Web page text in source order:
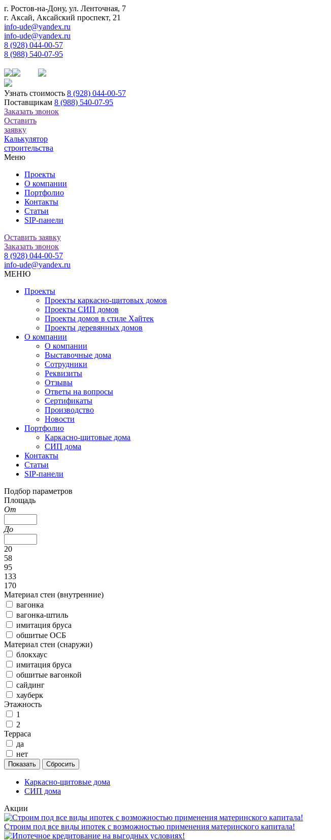
г. Ростов-на-Дону, ул. Ленточная, 7
г. Аксай, Аксайский проспект, 21
info-ude@yandex.ru
info-ude@yandex.ru
8 (928) 044-00-57
8 (988) 540-07-95
Узнать стоимость 8 (928) 044-00-57
Поставщикам 8 (988) 540-07-95
Заказать звонок
Оставить
заявку
Калькулятор
строительства
Меню
Проекты
О компании
Портфолио
Контакты
Статьи
SIP-панели
Оставить заявку
Заказать звонок
8 (928) 044-00-57
info-ude@yandex.ru
МЕНЮ
Проекты
Проекты каркасно-щитовых домов
Проекты СИП домов
Проекты домов в стиле Хайтек
Проекты деревянных домов
О компании
О компании
Выставочные дома
Сотрудники
Реквизиты
Отзывы
Ответы на вопросы
Сертификаты
Производство
Новости
Портфолио
Каркасно-щитовые дома
СИП дома
Контакты
Статьи
SIP-панели
Подбор параметров
Площадь
От
До
20
58
95
133
170
Материал стен (внутренние)
вагонка
вагонка-штиль
имитация бруса
обшитые ОСБ
Материал стен (снаружи)
блокхаус
имитация бруса
обшитые вагонкой
сайдинг
хауберк
Этажность
1
2
Терраса
да
нет
Каркасно-щитовые дома
СИП дома
Акции
Строим под все виды ипотек с возможностью применения материнского капитала!